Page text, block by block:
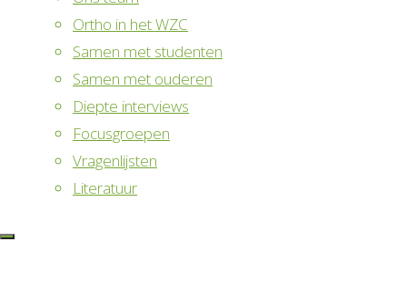
Ortho in het WZC
Samen met studenten
Samen met ouderen
Diepte interviews
Focusgroepen
Vragenlijsten
Literatuur
bijvoorbeeld om vergeten liedjesteksten en
herinneringen terug naar boven halen én om
mensen in contact te brengen.
Het koor biedt mensen met dementie en hun
mantelzorgers een podium om gezellig samen
te zingen.
De dirigent is een bewoner die kans kreeg om